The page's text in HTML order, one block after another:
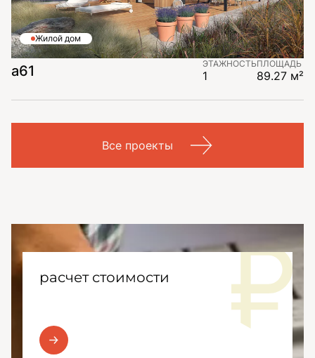
Жилой дом
a61 ЭТАЖНОСТЬ
1
ПЛОЩАДЬ
89.27 м²
Все проекты
расчет стоимости